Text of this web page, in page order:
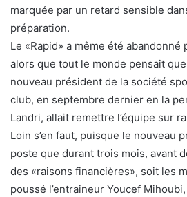
marquée par un retard sensible
préparation.
Le «Rapid» a même été abandonné
alors que tout le monde pensait que
nouveau président de la société
club, en septembre dernier en la
Landri, allait remettre l’équipe sur
Loin s’en faut, puisque le nouveau
poste que durant trois mois, avant
des «raisons financières», soit les
poussé l’entraineur Youcef